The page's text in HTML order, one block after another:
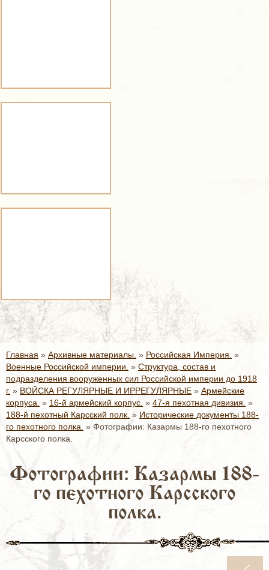
Главная » Архивные материалы. » Российская Империя. »
Военные Российской империи. » Структура, состав и
подразделения вооруженных сил Российской империи до 1918
г. » ВОЙСКА РЕГУЛЯРНЫЕ И ИРРЕГУЛЯРНЫЕ » Армейские
корпуса. » 16-й армейский корпус. » 47-я пехотная дивизия. »
188-й пехотный Карсский полк. » Исторические документы 188-
го пехотного полка. » Фотографии: Казармы 188-го пехотного
Карсского полка.
Фотографии: Казармы 188-
го пехотного Карсского
полка.